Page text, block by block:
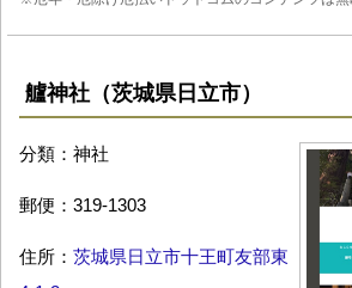
艫神社（茨城県日立市）
分類：神社
郵便：319-1303
住所： 茨城県日立市十王町友部東